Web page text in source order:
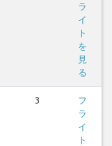
ラ
イ
ト
を
見
る
3
フ
ラ
イ
ト